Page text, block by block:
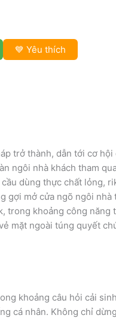
💙 Yêu thích
trở thành, dẫn tới cơ
ngôi nhà khách tham
dùng thực chất lỏng,
gợi mở cửa ngõ ngôi
trong khoảng công năng
mặt ngoài túng quyết
khoảng câu hỏi cải
cá nhân. Không chỉ